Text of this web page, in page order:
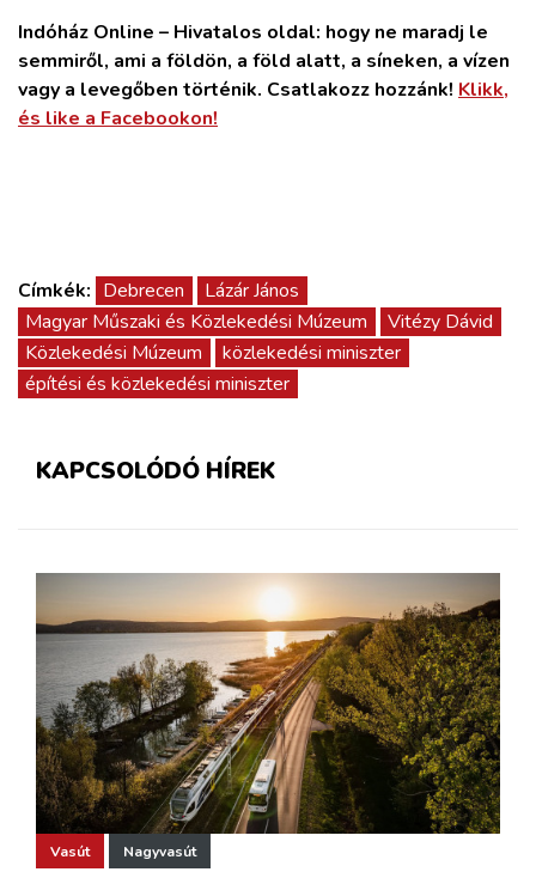
Indóház Online – Hivatalos oldal: hogy ne maradj le
semmiről, ami a földön, a föld alatt, a síneken, a vízen
vagy a levegőben történik. Csatlakozz hozzánk! Klikk,
és like a Facebookon!
Címkék: Debrecen
Lázár János
Magyar Műszaki és Közlekedési Múzeum
Vitézy Dávid
Közlekedési Múzeum
közlekedési miniszter
építési és közlekedési miniszter
KAPCSOLÓDÓ HÍREK
Vasút Nagyvasút